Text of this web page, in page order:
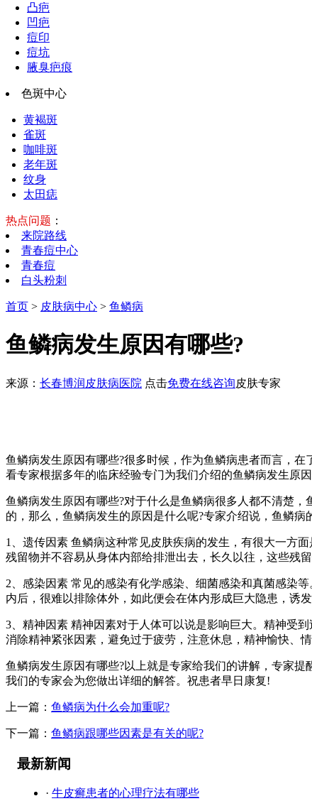
凸疤
凹疤
痘印
痘坑
腋臭疤痕
色斑中心
黄褐斑
雀斑
咖啡斑
老年斑
纹身
太田痣
热点问题 ：
来院路线
青春痘中心
青春痘
白头粉刺
首页 > 皮肤病中心 > 鱼鳞病
鱼鳞病发生原因有哪些?
来源： 长春博润皮肤病医院 点击免费在线咨询皮肤专家
鱼鳞病发生原因有哪些?很多时候，作为鱼鳞病患者而言，
看专家根据多年的临床经验专门为我们介绍的鱼鳞病发生原
鱼鳞病发生原因有哪些?对于什么是鱼鳞病很多人都不清楚
的，那么，鱼鳞病发生的原因是什么呢?专家介绍说，鱼鳞病
1、遗传因素 鱼鳞病这种常见皮肤疾病的发生，有很大一方
残留物并不容易从身体内部给排泄出去，长久以往，这些残
2、感染因素 常见的感染有化学感染、细菌感染和真菌感染
内后，很难以排除体外，如此便会在体内形成巨大隐患，诱
3、精神因素 精神因素对于人体可以说是影响巨大。精神受
消除精神紧张因素，避免过于疲劳，注意休息，精神愉快、
鱼鳞病发生原因有哪些?以上就是专家给我们的讲解，专家
我们的专家会为您做出详细的解答。祝患者早日康复!
上一篇： 鱼鳞病为什么会加重呢?
下一篇： 鱼鳞病跟哪些因素是有关的呢?
最新新闻
· 牛皮癣患者的心理疗法有哪些